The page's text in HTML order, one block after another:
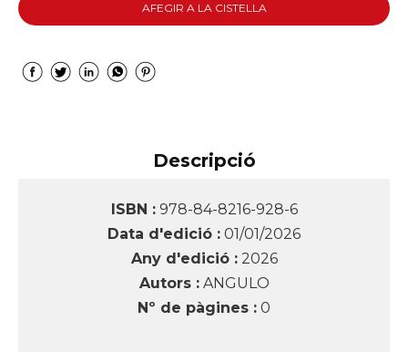
AFEGIR A LA CISTELLA
Descripció
ISBN : 978-84-8216-928-6
Data d'edició : 01/01/2026
Any d'edició : 2026
Autors : ANGULO
Nº de pàgines : 0